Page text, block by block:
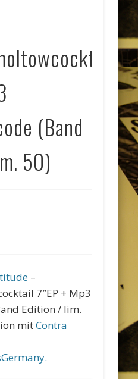
(Band
50)
–
7″EP + Mp3
Edition / lim.
mitContra